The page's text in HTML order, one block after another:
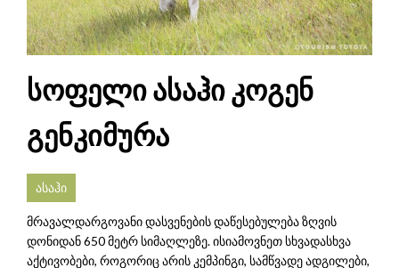
სოფელი ასაჰი კოგენ
გენკიმურა
ასაჰი
მრავალდარგოვანი დასვენების დაწესებულება ზღვის
დონიდან 650 მეტრ სიმაღლეზე. ისიამოვნეთ სხვადასხვა
აქტივობები, როგორიც არის კემპინგი, სამწვადე ადგილები,